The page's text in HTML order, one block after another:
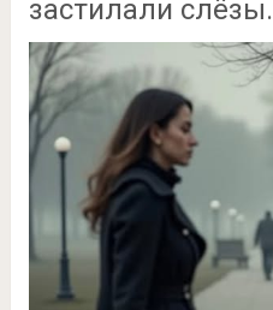
застилали слёзы.